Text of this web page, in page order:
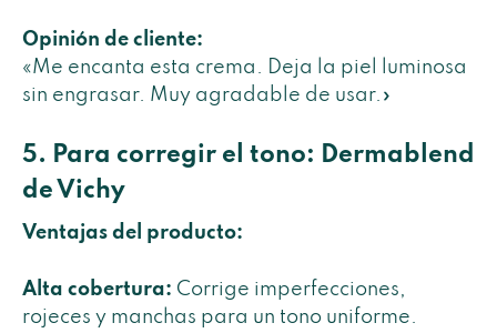
Opinión de cliente:
«Me encanta esta crema. Deja la piel luminosa
sin engrasar. Muy agradable de usar.»
5. Para corregir el tono: Dermablend
de Vichy
Ventajas del producto:
Alta cobertura: Corrige imperfecciones,
rojeces y manchas para un tono uniforme.